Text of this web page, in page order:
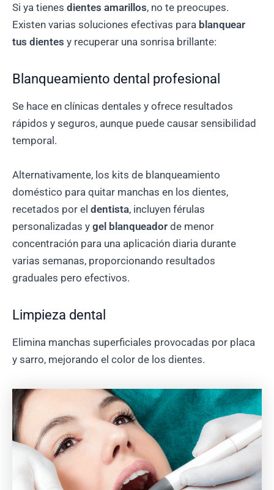
Si ya tienes dientes amarillos, no te preocupes.
Existen varias soluciones efectivas para blanquear
tus dientes y recuperar una sonrisa brillante:
Blanqueamiento dental profesional
Se hace en clínicas dentales y ofrece resultados
rápidos y seguros, aunque puede causar sensibilidad
temporal.
Alternativamente, los kits de blanqueamiento
doméstico para quitar manchas en los dientes,
recetados por el dentista, incluyen férulas
personalizadas y gel blanqueador de menor
concentración para una aplicación diaria durante
varias semanas, proporcionando resultados
graduales pero efectivos.
Limpieza dental
Elimina manchas superficiales provocadas por placa
y sarro, mejorando el color de los dientes.